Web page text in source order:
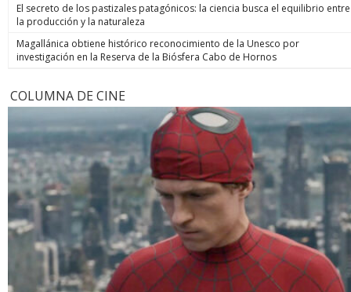
El secreto de los pastizales patagónicos: la ciencia busca el equilibrio entre
la producción y la naturaleza
Magallánica obtiene histórico reconocimiento de la Unesco por
investigación en la Reserva de la Biósfera Cabo de Hornos
COLUMNA DE CINE